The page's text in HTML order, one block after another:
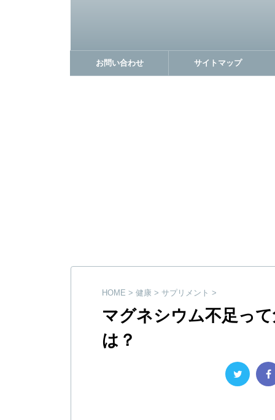
お問い合わせ サイトマップ
HOME > 健康 > サプリメント >
マグネシウム不足っ
は？